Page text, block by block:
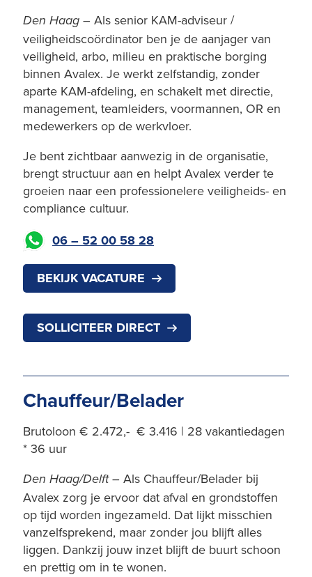
Den Haag – Als senior KAM-adviseur /
veiligheidscoördinator ben je de aanjager van
veiligheid, arbo, milieu en praktische borging
binnen Avalex. Je werkt zelfstandig, zonder
aparte KAM-afdeling, en schakelt met directie,
management, teamleiders, voormannen, OR en
medewerkers op de werkvloer.
Je bent zichtbaar aanwezig in de organisatie,
brengt structuur aan en helpt Avalex verder te
groeien naar een professionelere veiligheids- en
compliance cultuur.
06 – 52 00 58 28
BEKIJK VACATURE
SOLLICITEER DIRECT
Chauffeur/Belader
Brutoloon € 2.472,- € 3.416 | 28 vakantiedagen
* 36 uur
Den Haag/Delft– Als Chauffeur/Belader bij
Avalex zorg je ervoor dat afval en grondstoffen
op tijd worden ingezameld. Dat lijkt misschien
vanzelfsprekend, maar zonder jou blijft alles
liggen. Dankzij jouw inzet blijft de buurt schoon
en prettig om in te wonen.